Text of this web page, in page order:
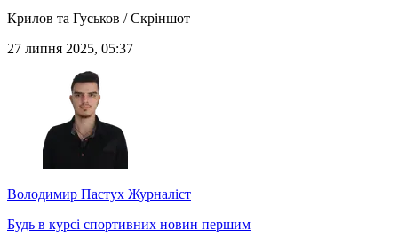
Крилов та Гуськов / Скріншот
27 липня 2025, 05:37
Володимир Пастух Журналіст
Будь в курсі спортивних новин першим